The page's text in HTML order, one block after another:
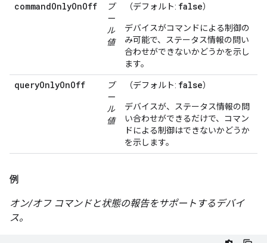
commandOnlyOnOff
ブ
ー
ル
値
（デフォルト: false）
デバイスがコマンドによる制御の
み可能で、ステータス情報の問い
合わせができないかどうかを示し
ます。
queryOnlyOnOff
ブ
ー
ル
値
（デフォルト: false）
デバイスが、ステータス情報の問
い合わせができるだけで、コマン
ドによる制御はできないかどうか
を示します。
例
オン/オフ コマンドと状態の報告をサポートするデバイ
ス。